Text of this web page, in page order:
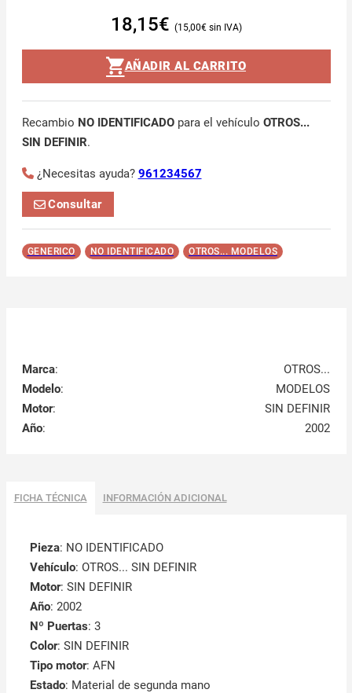
18,15€ 15,00€
AÑADIR AL CARRITO
Recambio NO IDENTIFICADOpara el vehículo OTROS...
SIN DEFINIR.
¿Necesitas ayuda? 961234567
Consultar
GENERICO NO IDENTIFICADO OTROS... MODELOS
Marca:
OTROS...
Modelo:
MODELOS
Motor:
SIN DEFINIR
Año: 2002
FICHA TÉCNICA INFORMACIÓN ADICIONAL
Pieza: NO IDENTIFICADO
Vehículo: OTROS... SIN DEFINIR
Motor: SIN DEFINIR
Año: 2002
Nº Puertas: 3
Color: SIN DEFINIR
Tipo motor: AFN
Estado: Material de segunda mano